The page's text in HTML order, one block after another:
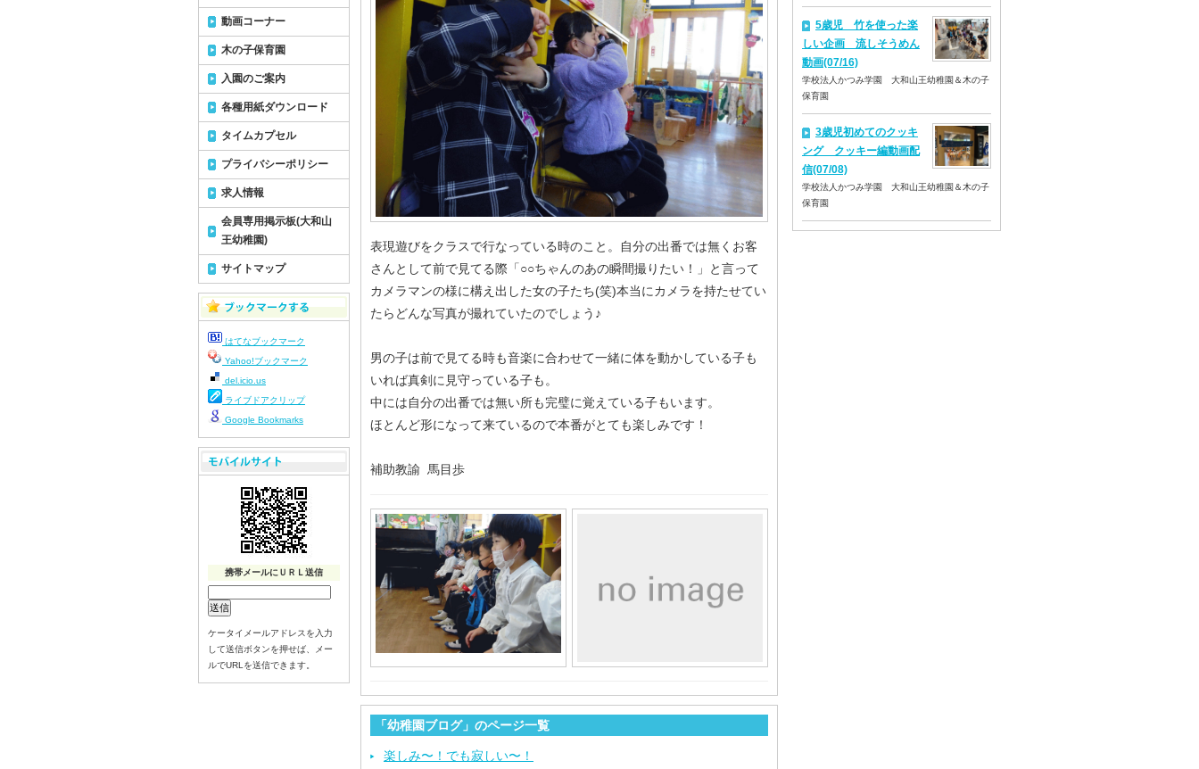
表現遊びをクラスで行なっている時のこと。自分の出番では無くお客
さんとして前で見てる際「○○ちゃんのあの瞬間撮りたい！」と言って
カメラマンの様に構え出した女の子たち(笑)本当にカメラを持たせてい
たらどんな写真が撮れていたのでしょう♪
男の子は前で見てる時も音楽に合わせて一緒に体を動かしている子も
いれば真剣に見守っている子も。
中には自分の出番では無い所も完璧に覚えている子もいます。
ほとんど形になって来ているので本番がとても楽しみです！
補助教諭 馬目歩
「幼稚園ブログ」のページ一覧
楽しみ〜！でも寂しい〜！
動画コーナー
木の子保育園
入園のご案内
各種用紙ダウンロード
タイムカプセル
プライバシーポリシー
求人情報
会員専用掲示板(大和山
王幼稚園)
サイトマップ
はてなブックマーク
Yahoo!ブックマーク
del.icio.us
ライブドアクリップ
Google Bookmarks
携帯メールにＵＲＬ送信
ケータイメールアドレスを入力
して送信ボタンを押せば、メー
ルでURLを送信できます。
5歳児 竹を使った楽
しい企画 流しそうめん
動画(07/16)
学校法人かつみ学園 大和山王幼稚園＆木の子
保育園
3歳児初めてのクッキ
ング クッキー編動画配
信(07/08)
学校法人かつみ学園 大和山王幼稚園＆木の子
保育園